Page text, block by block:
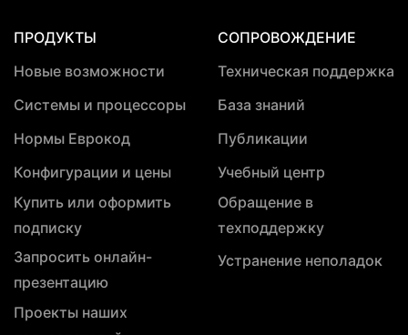
ПРОДУКТЫ
Новые возможности
Системы и процессоры
Нормы Еврокод
Конфигурации и цены
Купить или оформить
подписку
Запросить онлайн-
презентацию
Проекты наших
СОПРОВОЖДЕНИЕ
Техническая поддержка
База знаний
Публикации
Учебный центр
Обращение в
техподдержку
Устранение неполадок